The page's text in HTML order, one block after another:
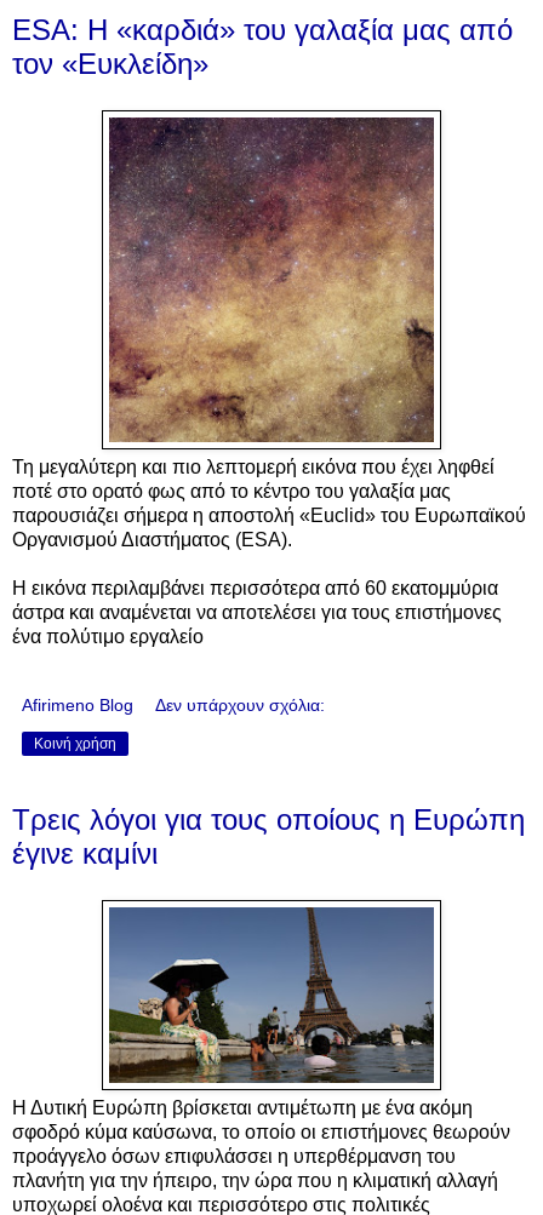
ESA: Η «καρδιά» του γαλαξία μας από
τον «Ευκλείδη»
Τη μεγαλύτερη και πιο λεπτομερή εικόνα που έχει ληφθεί
ποτέ στο ορατό φως από το κέντρο του γαλαξία μας
παρουσιάζει σήμερα η αποστολή «Euclid» του Ευρωπαϊκού
Οργανισμού Διαστήματος (ESA).
Η εικόνα περιλαμβάνει περισσότερα από 60 εκατομμύρια
άστρα και αναμένεται να αποτελέσει για τους επιστήμονες
ένα πολύτιμο εργαλείο
Afirimeno Blog Δεν υπάρχουν σχόλια:
Κοινή χρήση
Τρεις λόγοι για τους οποίους η Ευρώπη
έγινε καμίνι
Η Δυτική Ευρώπη βρίσκεται αντιμέτωπη με ένα ακόμη
σφοδρό κύμα καύσωνα, το οποίο οι επιστήμονες θεωρούν
προάγγελο όσων επιφυλάσσει η υπερθέρμανση του
πλανήτη για την ήπειρο, την ώρα που η κλιματική αλλαγή
υποχωρεί ολοένα και περισσότερο στις πολιτικές